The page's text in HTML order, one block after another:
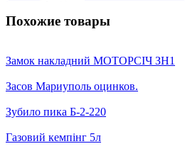
Похожие товары
Замок накладний МОТОРСІЧ ЗН1
Засов Мариуполь оцинков.
Зубило пика Б-2-220
Газовий кемпінг 5л